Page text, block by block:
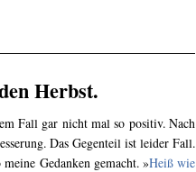
Herbst.
Fall gar nicht mal so positiv. Nach
Das Gegenteil ist leider Fall.
Gedanken gemacht. »Heiß wie